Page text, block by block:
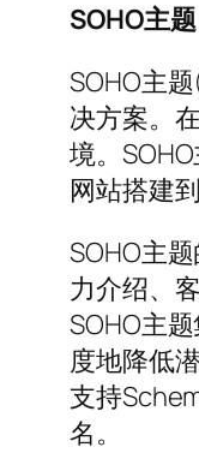
SOHO主
SOHO主
决方案。
境。
网站搭建
SOHO主
力介绍、
SOHO主
度地降低
支持
名。